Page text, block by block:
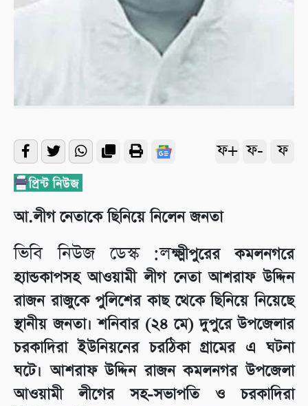
ফ+ ফ- ফ
আ.লীগ নেতাকে ছিনিয়ে নিলেন জনতা
ভিবি নিউজ ডেস্ক :লক্ষ্মীপুরের কমলনগরে
হ্যান্ডকাপসহ আওয়ামী লীগ নেতা আশরাফ উদ্দিন
রাজন রাজুকে পুলিশের কাছ থেকে ছিনিয়ে নিয়েছে
স্থানীয় জনতা। শনিবার (২৪ মে) দুপুরে উপজেলার
চরকাদিরা ইউনিয়নের চরঠিকা গ্রামের এ ঘটনা
ঘটে। আশরাফ উদ্দিন রাজন কমলনগর উপজেলা
আওয়ামী লীগের সহ-সভাপতি ও চরকাদিরা